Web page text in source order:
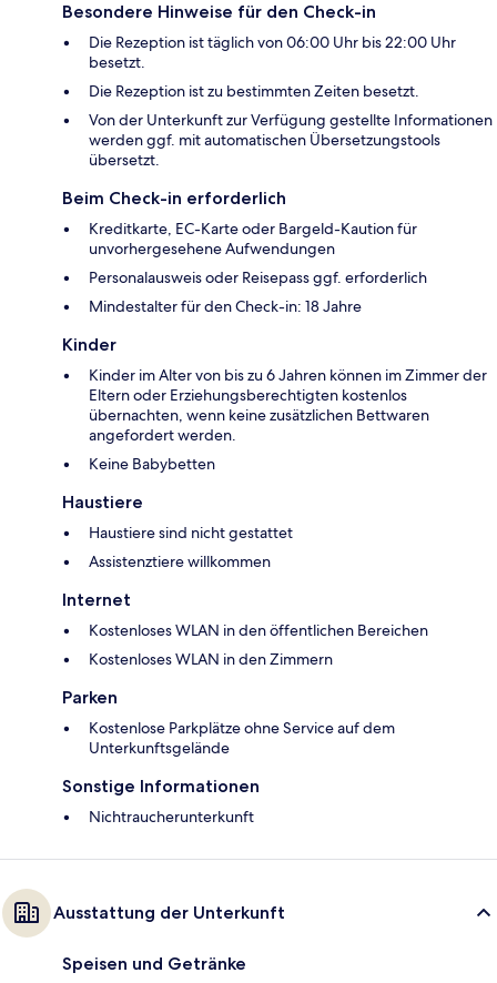
Besondere Hinweise für den Check-in
Die Rezeption ist täglich von 06:00 Uhr bis 22:00 Uhr
besetzt.
Die Rezeption ist zu bestimmten Zeiten besetzt.
Von der Unterkunft zur Verfügung gestellte Informationen
werden ggf. mit automatischen Übersetzungstools
übersetzt.
Beim Check-in erforderlich
Kreditkarte, EC-Karte oder Bargeld-Kaution für
unvorhergesehene Aufwendungen
Personalausweis oder Reisepass ggf. erforderlich
Mindestalter für den Check-in: 18 Jahre
Kinder
Kinder im Alter von bis zu 6 Jahren können im Zimmer der
Eltern oder Erziehungsberechtigten kostenlos
übernachten, wenn keine zusätzlichen Bettwaren
angefordert werden.
Keine Babybetten
Haustiere
Haustiere sind nicht gestattet
Assistenztiere willkommen
Internet
Kostenloses WLAN in den öffentlichen Bereichen
Kostenloses WLAN in den Zimmern
Parken
Kostenlose Parkplätze ohne Service auf dem
Unterkunftsgelände
Sonstige Informationen
Nichtraucherunterkunft
Ausstattung der Unterkunft
Speisen und Getränke